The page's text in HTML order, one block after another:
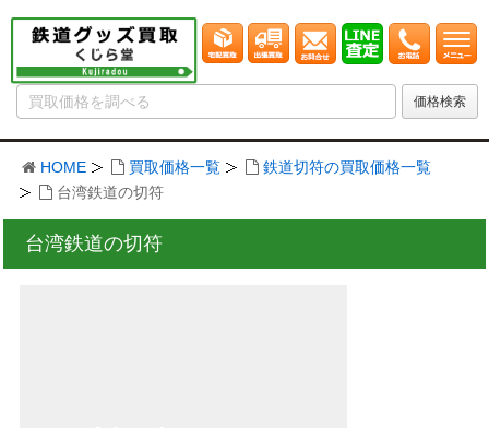
HOME 買取価格一覧
鉄道切符の買取価格一覧
台湾鉄道の切符
台湾鉄道の切符